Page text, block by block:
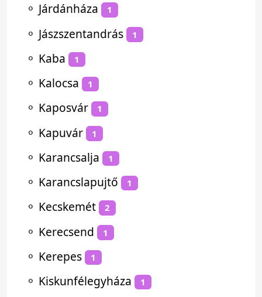
⚬ Járdánháza 1
⚬ Jászszentandrás 1
⚬ Kaba 1
⚬ Kalocsa 1
⚬ Kaposvár 1
⚬ Kapuvár 1
⚬ Karancsalja 1
⚬ Karancslapujtő 1
⚬ Kecskemét 2
⚬ Kerecsend 1
⚬ Kerepes 1
⚬ Kiskunfélegyháza 1